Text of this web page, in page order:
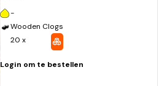
-
Wooden Clogs
20 x
Login om te bestellen